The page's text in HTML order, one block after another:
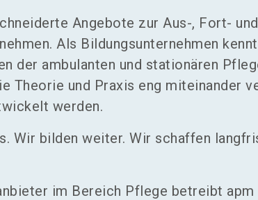
Angebote zur Aus-, Fort- und
Als Bildungsunternehmen
der ambulanten und stationären
Theorie und Praxis eng miteinander
werden.
Wir bilden weiter. Wir schaffen
im Bereich Pflege betreibt apm